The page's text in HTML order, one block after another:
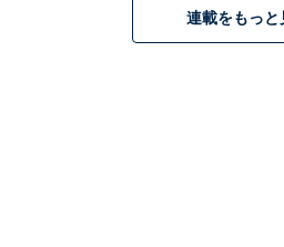
連載をもっと